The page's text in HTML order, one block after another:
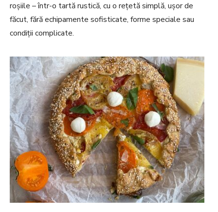
roșiile – într-o tartă rustică, cu o rețetă simplă, ușor de
făcut, fără echipamente sofisticate, forme speciale sau
condiții complicate.